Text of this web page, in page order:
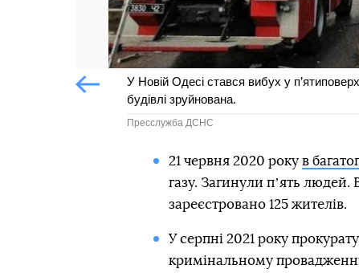
Попередній слайд
У Новій Одесі стався вибух у
будівлі зруйнована.
Пресслужба ДСНС
21 червня 2020 року в
газу. Загинули пʼять людей.
зареєстровано 125 жителів.
У серпні 2021 року
кримінальному